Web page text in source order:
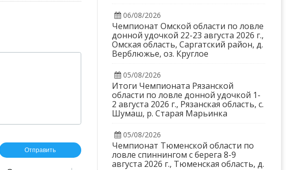
06/08/2026
Чемпионат Омской области по ловле
донной удочкой 22-23 августа 2026 г.,
Омская область, Саргатский район, д.
Верблюжье, оз. Круглое
05/08/2026
Итоги Чемпионата Рязанской
области по ловле донной удочкой 1-
2 августа 2026 г., Рязанская область, с.
Шумаш, р. Старая Марьинка
05/08/2026
Чемпионат Тюменской области по
ловле спиннингом с берега 8-9
августа 2026 г., Тюменская область, д.